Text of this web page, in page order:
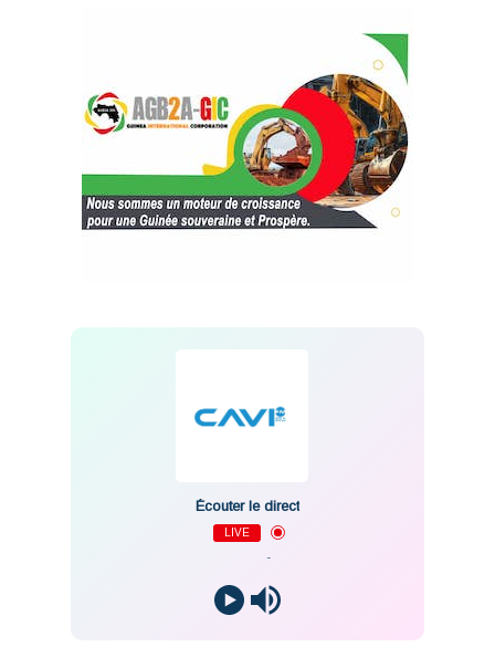
Écouter le direct
LIVE